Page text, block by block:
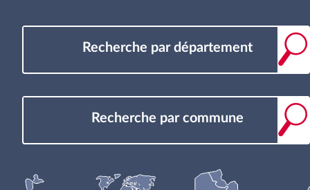
Recherche par département
Recherche par commune